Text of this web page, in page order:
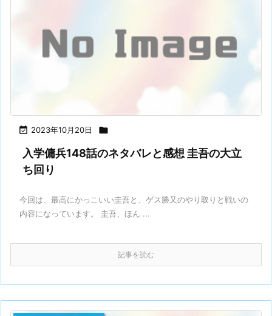
 2023年10月20日 
入学傭兵148話のネタバレと感想 圭吾の大立
ち回り
今回は、最高にかっこいい圭吾と、ゲス勝又のやり取りと戦いの
内容になっています。 圭吾、ほん ...
記事を読む